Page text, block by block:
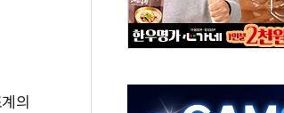
린 아닌 무해한 표면 부식 물질"
2시간30여분만에 진화...외국인 노동자 숨져
열질환·가축 피해 최소화 '총력 대응'
의